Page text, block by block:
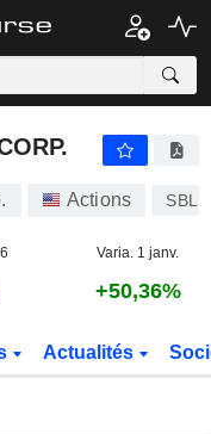
Actions SBLK
Varia. 1 janv.
+50,36%
Actualités